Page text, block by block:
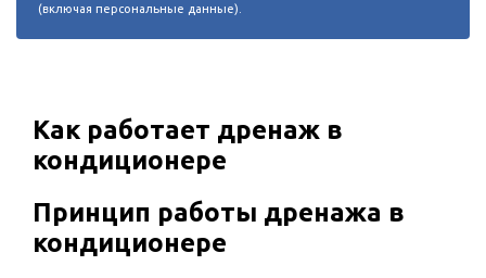
(включая персональные данные).
Как работает дренаж в
кондиционере
Принцип работы дренажа в
кондиционере